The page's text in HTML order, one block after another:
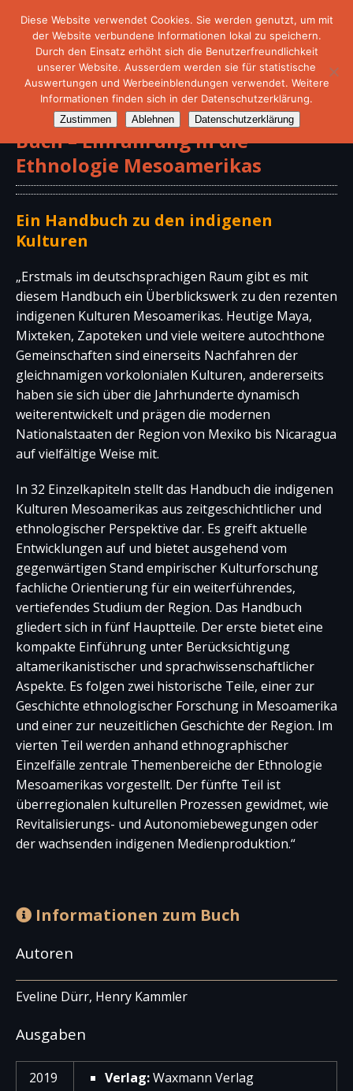
Buch – Einführung in die
Ethnologie Mesoamerikas
Ein Handbuch zu den indigenen
Kulturen
„Erstmals im deutschsprachigen Raum gibt es mit
diesem Handbuch ein Überblickswerk zu den rezenten
indigenen Kulturen Mesoamerikas. Heutige Maya,
Mixteken, Zapoteken und viele weitere autochthone
Gemeinschaften sind einerseits Nachfahren der
gleichnamigen vorkolonialen Kulturen, andererseits
haben sie sich über die Jahrhunderte dynamisch
weiterentwickelt und prägen die modernen
Nationalstaaten der Region von Mexiko bis Nicaragua
auf vielfältige Weise mit.
In 32 Einzelkapiteln stellt das Handbuch die indigenen
Kulturen Mesoamerikas aus zeitgeschichtlicher und
ethnologischer Perspektive dar. Es greift aktuelle
Entwicklungen auf und bietet ausgehend vom
gegenwärtigen Stand empirischer Kulturforschung
fachliche Orientierung für ein weiterführendes,
vertiefendes Studium der Region. Das Handbuch
gliedert sich in fünf Hauptteile. Der erste bietet eine
kompakte Einführung unter Berücksichtigung
altamerikanistischer und sprachwissenschaftlicher
Aspekte. Es folgen zwei historische Teile, einer zur
Geschichte ethnologischer Forschung in Mesoamerika
und einer zur neuzeitlichen Geschichte der Region. Im
vierten Teil werden anhand ethnographischer
Einzelfälle zentrale Themenbereiche der Ethnologie
Mesoamerikas vorgestellt. Der fünfte Teil ist
überregionalen kulturellen Prozessen gewidmet, wie
Revitalisierungs- und Autonomiebewegungen oder
der wachsenden indigenen Medienproduktion.“
Informationen zum Buch
Autoren
Eveline Dürr, Henry Kammler
Ausgaben
2019 Verlag:Waxmann Verlag
Diese Website verwendet Cookies. Sie werden genutzt, um mit
der Website verbundene Informationen lokal zu speichern.
Durch den Einsatz erhöht sich die Benutzerfreundlichkeit
unserer Website. Ausserdem werden sie für statistische
Auswertungen und Werbeeinblendungen verwendet. Weitere
Informationen finden sich in der Datenschutzerklärung.
Zustimmen Ablehnen Datenschutzerklärung